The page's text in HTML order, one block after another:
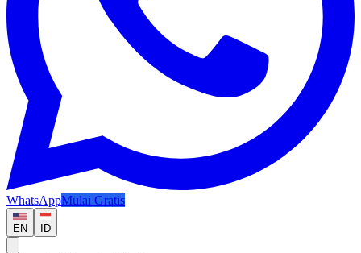
WhatsAppMulai Gratis
EN ID